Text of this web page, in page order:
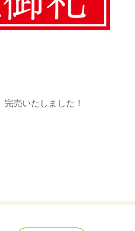
売いたしました！